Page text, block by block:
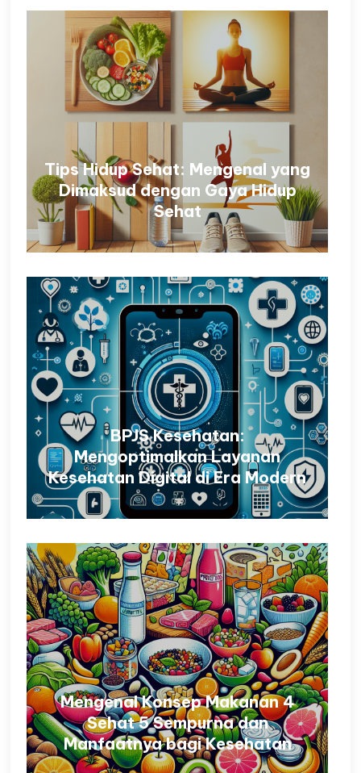
Tips Hidup Sehat: Mengenal yang
Dimaksud dengan Gaya Hidup
Sehat
BPJS Kesehatan:
Mengoptimalkan Layanan
Kesehatan Digital di Era Modern
Mengenal Konsep Makanan 4
Sehat 5 Sempurna dan
Manfaatnya bagi Kesehatan